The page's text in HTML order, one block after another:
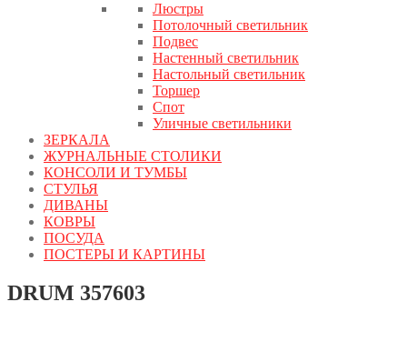
Люстры
Потолочный светильник
Подвес
Настенный светильник
Настольный светильник
Торшер
Спот
Уличные светильники
ЗЕРКАЛА
ЖУРНАЛЬНЫЕ СТОЛИКИ
КОНСОЛИ И ТУМБЫ
СТУЛЬЯ
ДИВАНЫ
КОВРЫ
ПОСУДА
ПОСТЕРЫ И КАРТИНЫ
DRUM 357603